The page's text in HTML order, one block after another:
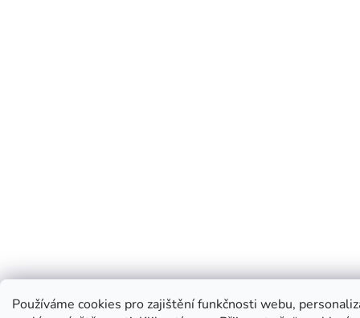
Používáme cookies pro zajištění funkčnosti webu,